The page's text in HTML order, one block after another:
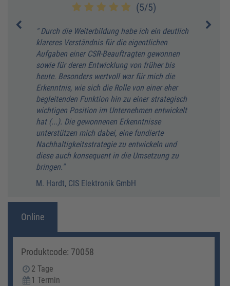
(5/5)
" Durch die Weiterbildung habe ich ein deutlich
klareres Verständnis für die eigentlichen
Aufgaben einer CSR-Beauftragten gewonnen
sowie für deren Entwicklung von früher bis
heute. Besonders wertvoll war für mich die
Erkenntnis, wie sich die Rolle von einer eher
begleitenden Funktion hin zu einer strategisch
wichtigen Position im Unternehmen entwickelt
hat (...). Die gewonnenen Erkenntnisse
unterstützen mich dabei, eine fundierte
Nachhaltigkeitsstrategie zu entwickeln und
diese auch konsequent in die Umsetzung zu
bringen."
M. Hardt, CIS Elektronik GmbH
Online
Produktcode: 70058
2 Tage
1 Termin